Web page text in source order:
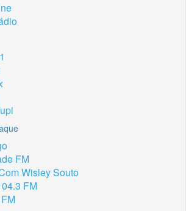
FM
Wisley Souto
FM